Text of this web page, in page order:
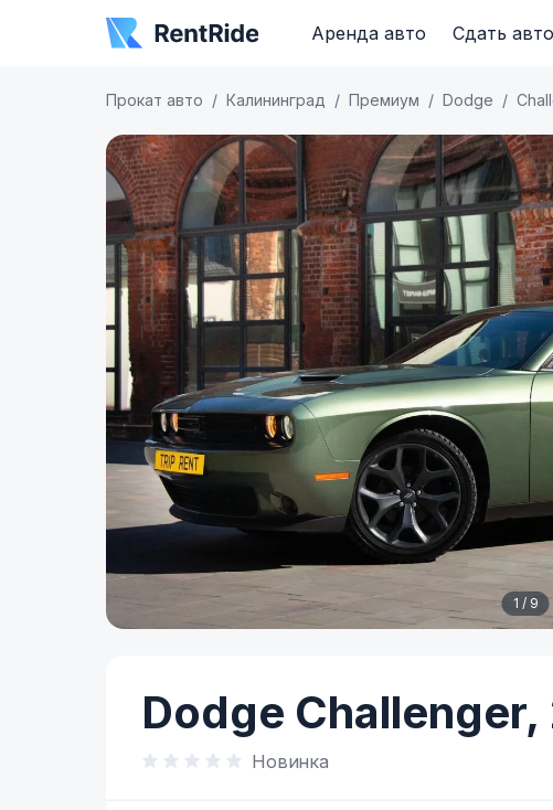
Аренда авто Сдать авто
Прокат авто Калининград Премиум Dodge
1 / 9
Dodge Challenger,
Новинка